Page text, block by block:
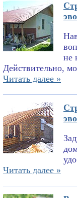
не
Действительно,
Читать далее »
Читать далее »